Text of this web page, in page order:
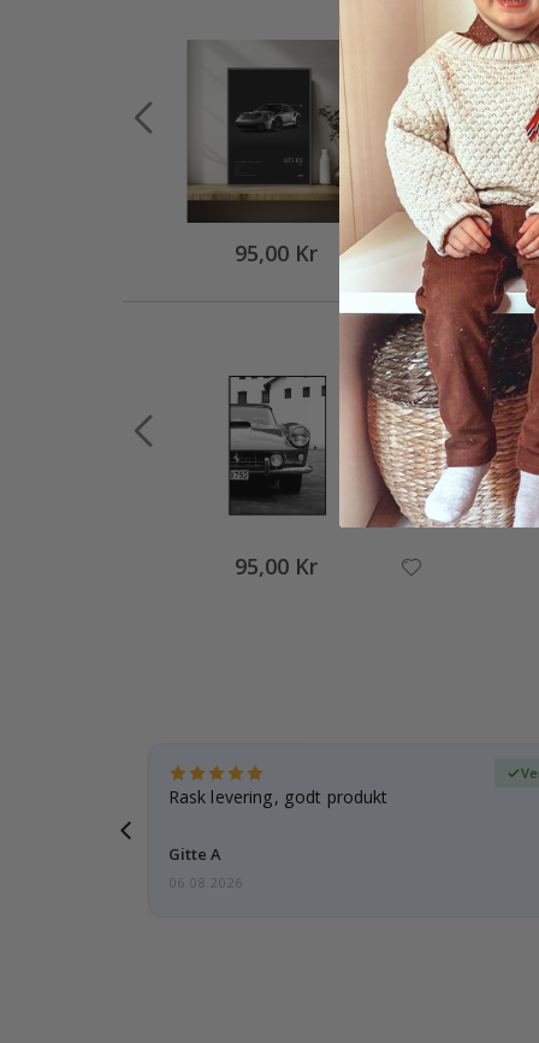
95,00 Kr
95,00 Kr
Rask levering, godt produkt
Gitte A
06.08.2026